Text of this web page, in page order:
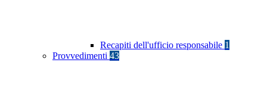
Recapiti dell'ufficio responsabile 1
Provvedimenti 43